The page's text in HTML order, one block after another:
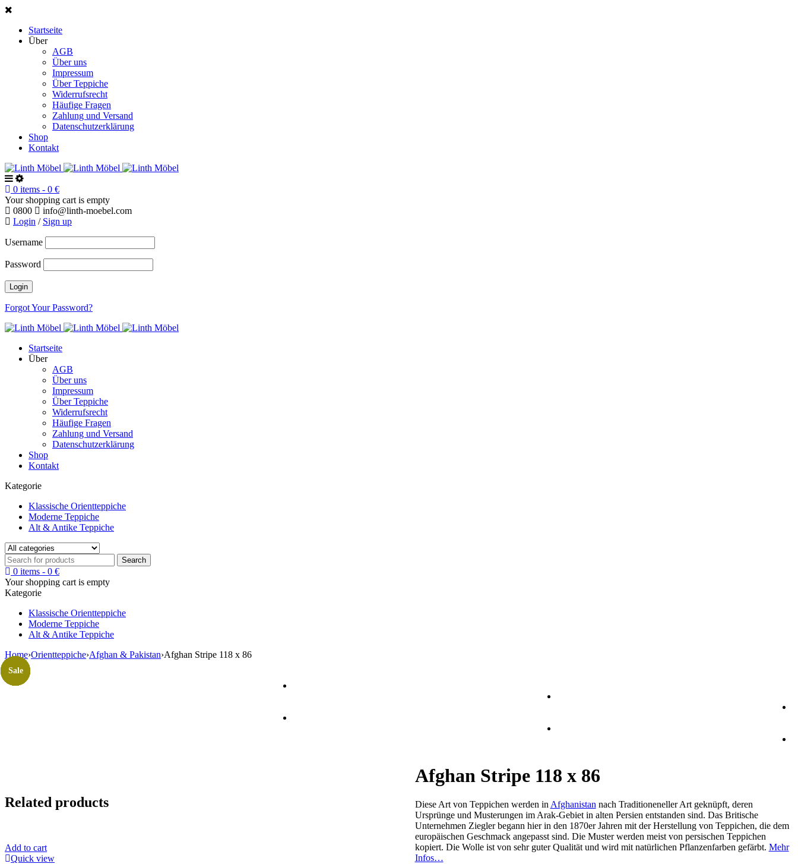
Startseite
Über
AGB
Über uns
Impressum
Über Teppiche
Widerrufsrecht
Häufige Fragen
Zahlung und Versand
Datenschutzerklärung
Shop
Kontakt
0 items - 0 €
Your shopping cart is empty
0800
info@linth-moebel.com
Login / Sign up
Username
Password
Forgot Your Password?
Startseite
Über
AGB
Über uns
Impressum
Über Teppiche
Widerrufsrecht
Häufige Fragen
Zahlung und Versand
Datenschutzerklärung
Shop
Kontakt
Kategorie
Klassische Orientteppiche
Moderne Teppiche
Alt & Antike Teppiche
0 items - 0 €
Your shopping cart is empty
Kategorie
Klassische Orientteppiche
Moderne Teppiche
Alt & Antike Teppiche
Home›Orientteppiche›Afghan & Pakistan›Afghan Stripe 118 x 86
Sale
Afghan Stripe 118 x 86
Diese Art von Teppichen werden inAfghanistannach Traditioneneller Art geknüpft, deren
Ursprünge und Musterungen im Arak-Gebiet in alten Persien entstanden sind. Das Britische
Unternehmen Ziegler begann hier in den 1870er Jahren mit der Herstellung von Teppichen, die dem
europäischen Geschmack angepasst sind. Die Muster werden meist von persischen Teppichen
kopiert. Die Wolle ist von sehr guter Qualität und wird mit natürlichen Pflanzenfarben gefärbt. Mehr
Infos…
Related products
Sale
Add to cart
Quick view
Sale
Sale
Sale
Sale
Sale